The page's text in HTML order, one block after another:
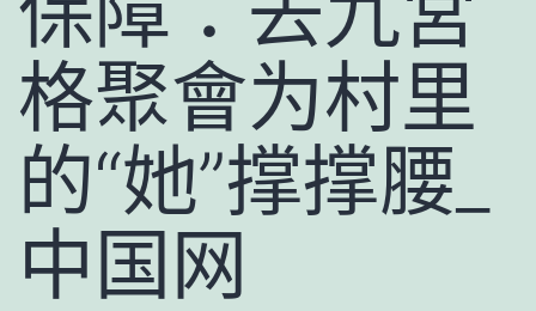
格聚會为村里
的“她”撑撑腰_
中国网